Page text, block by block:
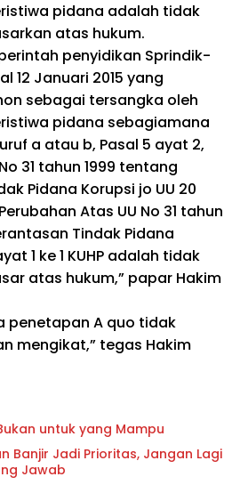
pidana adalah tidak
atas hukum.
penyidikan Sprindik-
12 Januari 2015 yang
sebagai tersangka oleh
pidana sebagiamana
a atau b, Pasal 5 ayat 2,
31 tahun 1999 tentang
Pidana Korupsi jo UU 20
Atas UU No 31 tahun
Tindak Pidana
1 ke 1 KUHP adalah tidak
atas hukum,” papar Hakim
penetapan A quo tidak
mengikat,” tegas Hakim
untuk yang Mampu
Banjir Jadi Prioritas, Jangan Lagi
Jawab